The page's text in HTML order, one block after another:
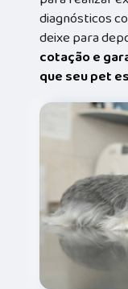
diagnósticos
deixe para
cotação e
que seu pet